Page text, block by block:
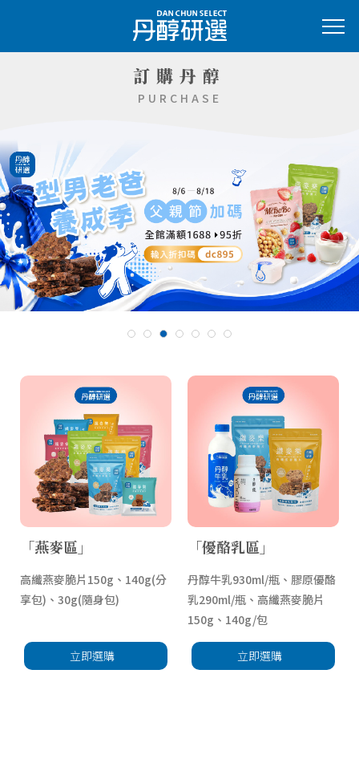
訂購丹醇
PURCHASE
「燕麥區」
高纖燕麥脆片150g、140g(分
享包)、30g(隨身包)
立即選購
「優酪乳區」
丹醇牛乳930ml/瓶、膠原優酪
乳290ml/瓶、高纖燕麥脆片
150g、140g/包
立即選購